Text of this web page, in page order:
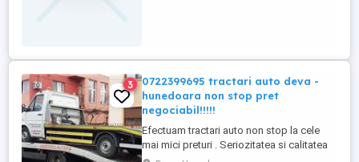
3
0722399695 tractari auto deva -
hunedoara non stop pret
negociabil!!!!!
Efectuam tractari auto non stop la cele
mai mici preturi . Seriozitatea si calitatea
ne reprezinta. NON STOP TRACTARI IN